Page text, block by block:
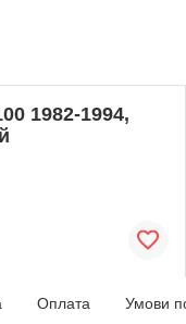
1982-1994,
Оплата Умови